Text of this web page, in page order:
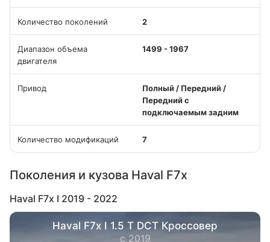
Количество поколений 2
Диапазон объема
двигателя
1499 - 1967
Привод
Полный / Передний /
Передний с
подключаемым задним
Количество модификаций 7
Поколения и кузова Haval F7x
Haval F7x I 2019 - 2022
Haval F7x I 1.5 T DCT Кроссовер
с 2019